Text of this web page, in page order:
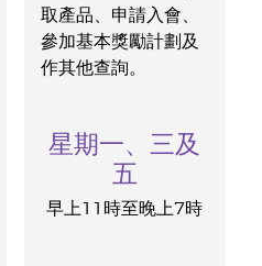
取產品、申請入會、
參加基本獎勵計劃及
作其他查詢。
星期一、三及
五
早上11時至晚上7時